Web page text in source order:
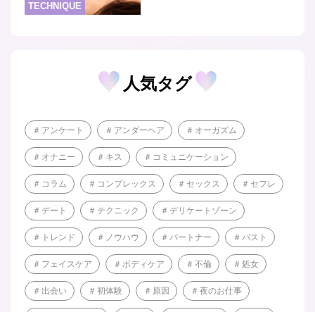
TECHNIQUE
人気タグ
アンケート アンダーヘア オーガズム
オナニー キス コミュニケーション
コラム コンプレックス セックス セフレ
デート テクニック デリケートゾーン
トレンド ノウハウ パートナー バスト
フェイスケア ボディケア 不倫 処女
出会い 初体験 原因 夜のお仕事